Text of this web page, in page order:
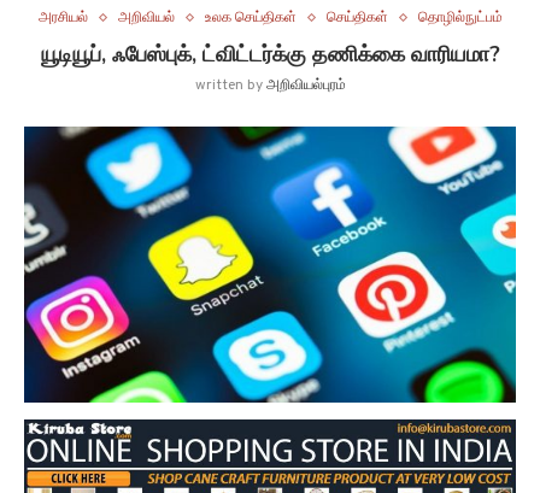
அரசியல் அறிவியல் உலக செய்திகள் செய்திகள் தொழில்நுட்பம்
யூடியூப், ஃபேஸ்புக், ட்விட்டர்க்கு தணிக்கை வாரியமா?
written byஅறிவியல்புரம்